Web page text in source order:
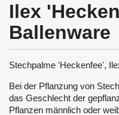
Ilex
Ballenware
Stechpalme 'Heckenfee',
Bei der Pflanzung von
das Geschlecht der
Pflanzen männlich oder